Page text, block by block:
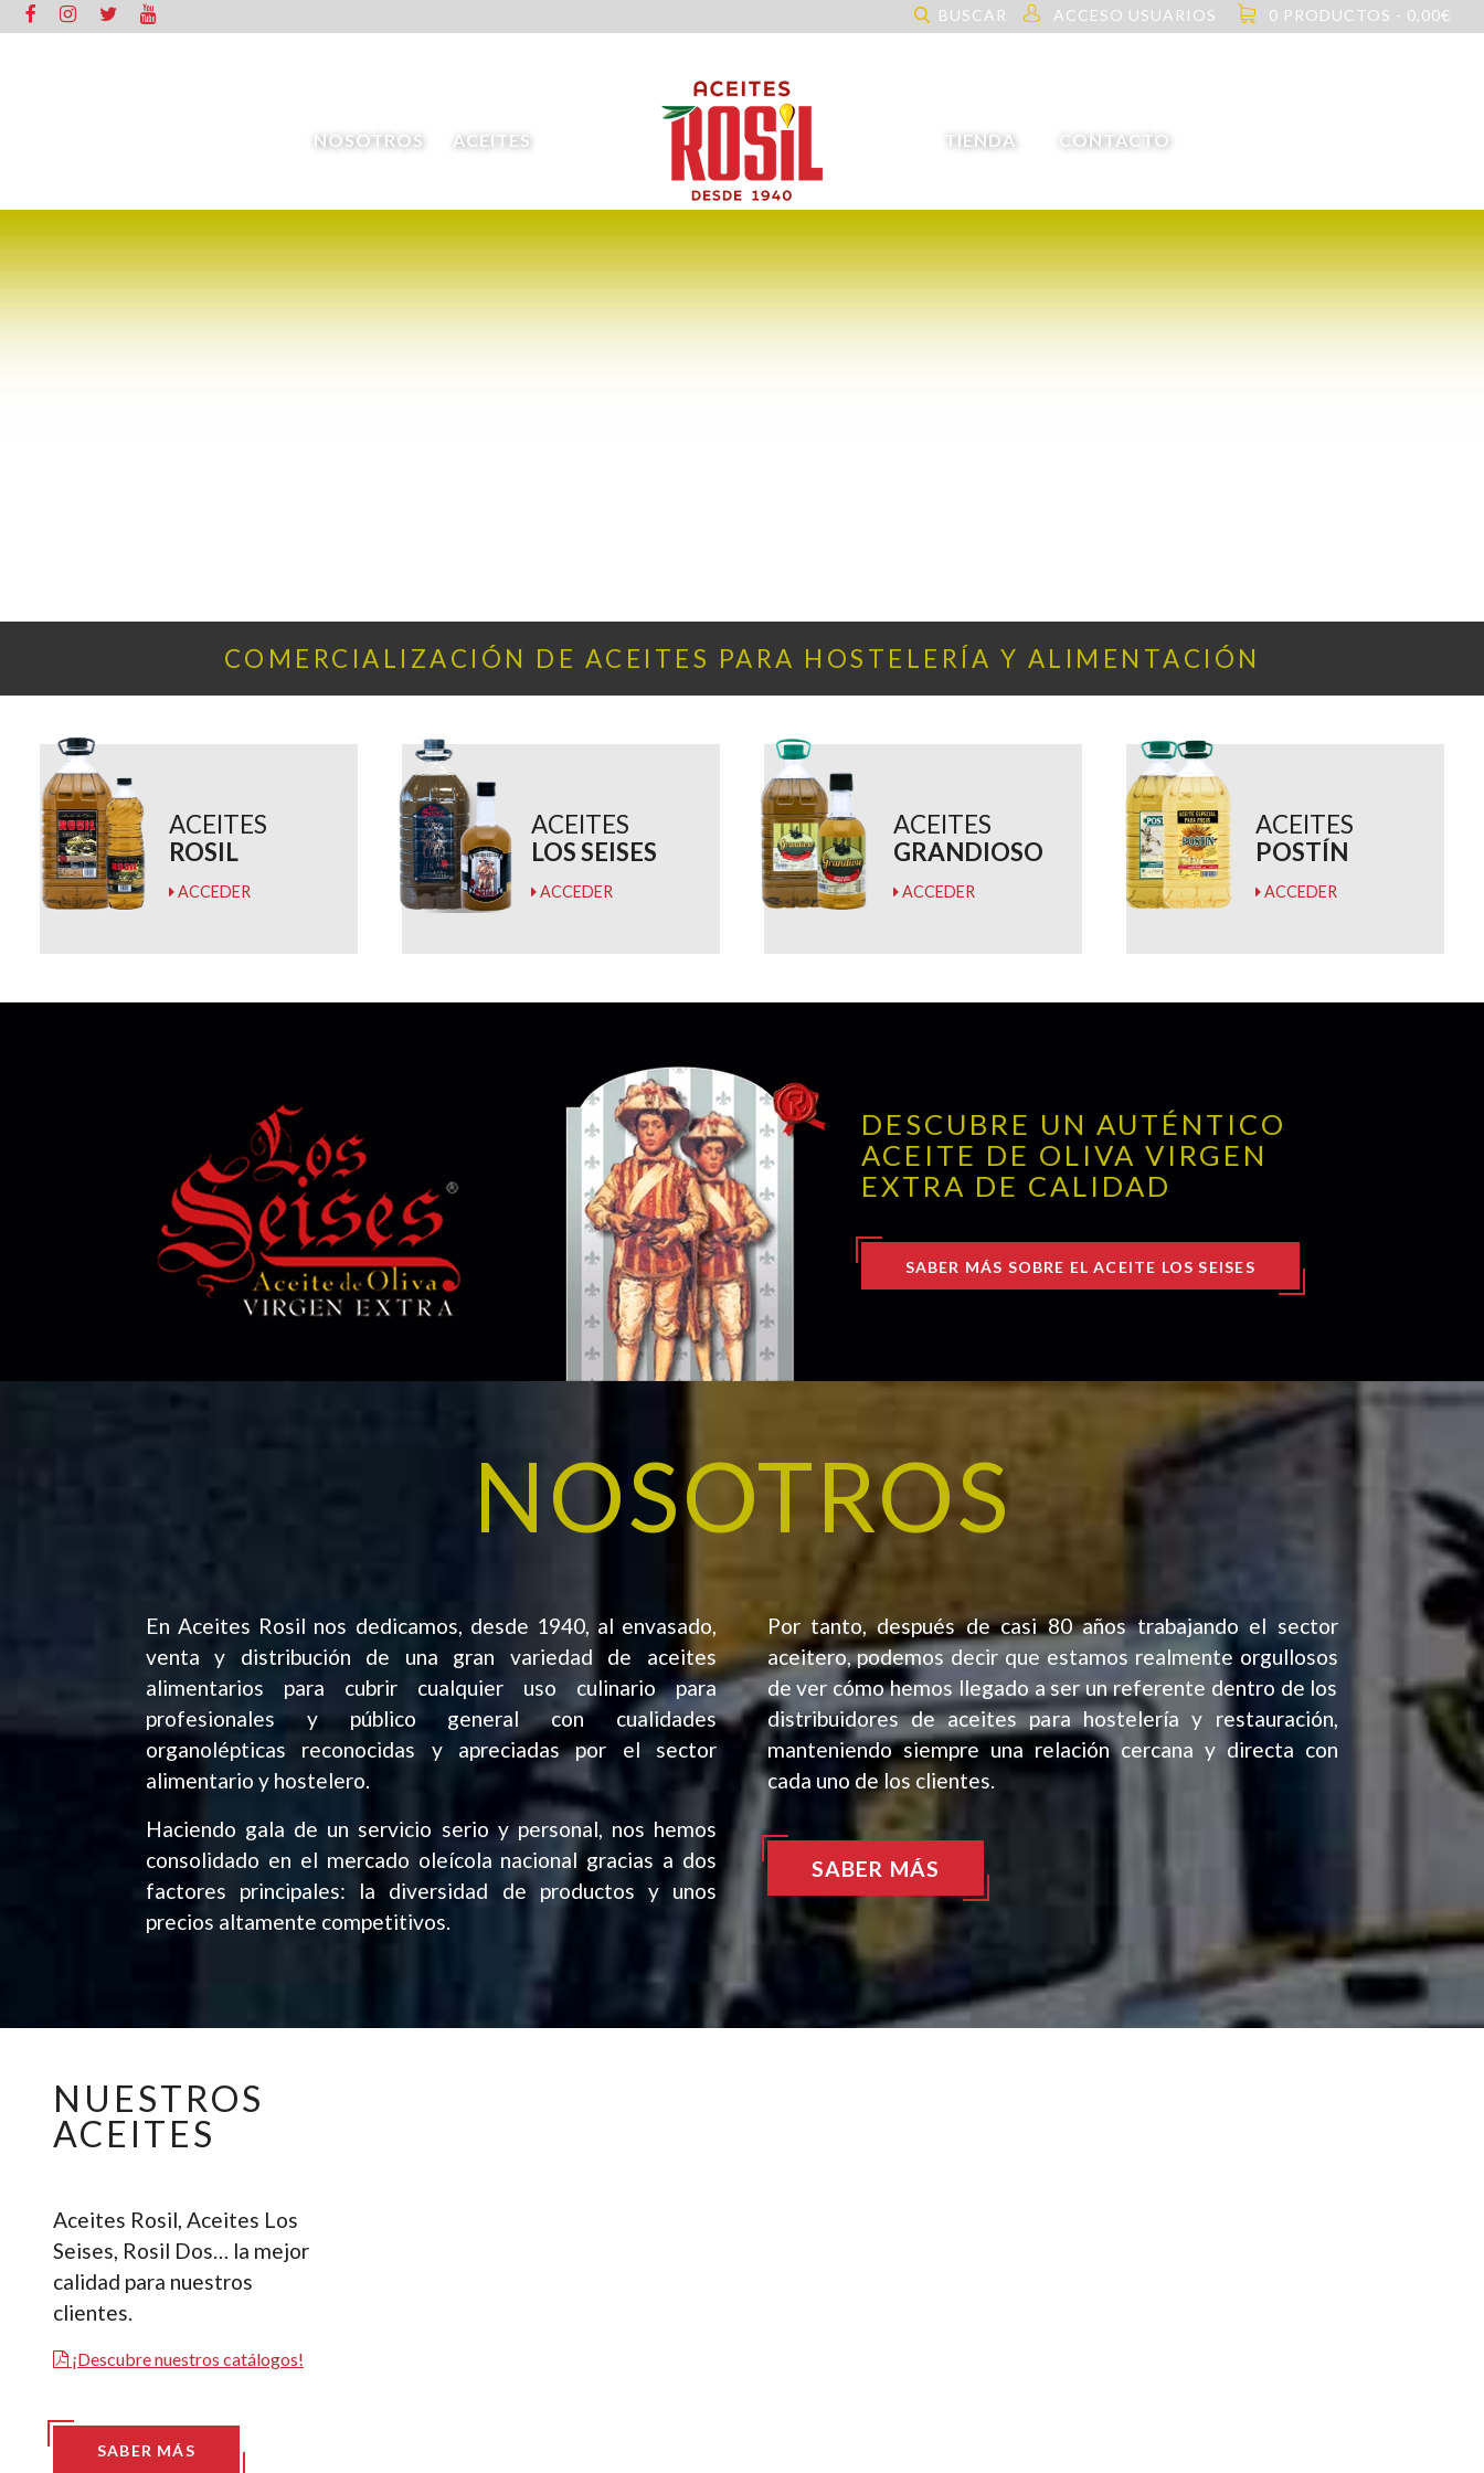
BUSCAR ACCESO USUARIOS 0 PRODUCTOS - 0,00€
NOSOTROS ACEITES TIENDA CONTACTO
COMERCIALIZACIÓN DE ACEITES PARA HOSTELERÍA Y ALIMENTACIÓN
ACEITES
ROSIL
ACCEDER
ACEITES
LOS SEISES
ACCEDER
ACEITES
GRANDIOSO
ACCEDER
ACEITES
POSTÍN
ACCEDER
DESCUBRE UN AUTÉNTICO
ACEITE DE OLIVA VIRGEN
EXTRA DE CALIDAD
SABER MÁS SOBRE EL ACEITE LOS SEISES
NOSOTROS
En Aceites Rosil nos dedicamos, desde 1940, al envasado,
venta y distribución de una gran variedad de aceites
alimentarios para cubrir cualquier uso culinario para
profesionales y público general con cualidades
organolépticas reconocidas y apreciadaspor el sector
alimentario y hostelero.
Haciendo gala de un servicio serio y personal, nos hemos
consolidado en el mercado oleícola nacional gracias a dos
factores principales: la diversidad de productos y unos
precios altamente competitivos.
Por tanto, después de casi80 años trabajando el sector
aceitero, podemos decir que estamos realmente orgullosos
de ver cómo hemos llegado a ser un referente dentro de los
distribuidores de aceites para hostelería y restauración,
manteniendo siempre una relación cercana y directa con
cada uno de los clientes.
SABER MÁS
NUESTROS
ACEITES
Aceites Rosil, Aceites Los
Seises, Rosil Dos… la mejor
calidad para nuestros
clientes.
¡Descubre nuestros catálogos!
SABER MÁS